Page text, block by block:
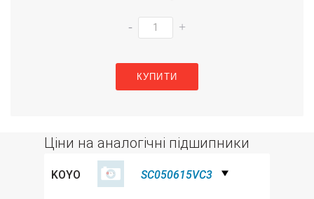
- +
КУПИТИ
Ціни на аналогічні підшипники
KOYO SC050615VC3